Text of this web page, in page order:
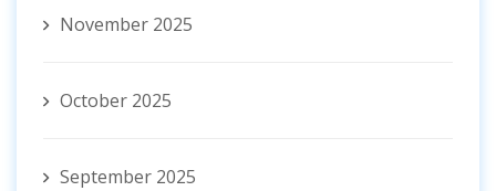
November 2025
October 2025
September 2025